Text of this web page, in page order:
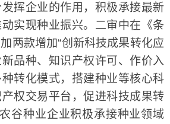
挥企业的作用，积极承接最新
实现种业振兴。二审中在《条
两款增加“创新科技成果转化应
品种、知识产权许可、作价入
转化模式，搭建种业等核心科
权交易平台，促进科技成果转
谷种业企业积极承接种业领域